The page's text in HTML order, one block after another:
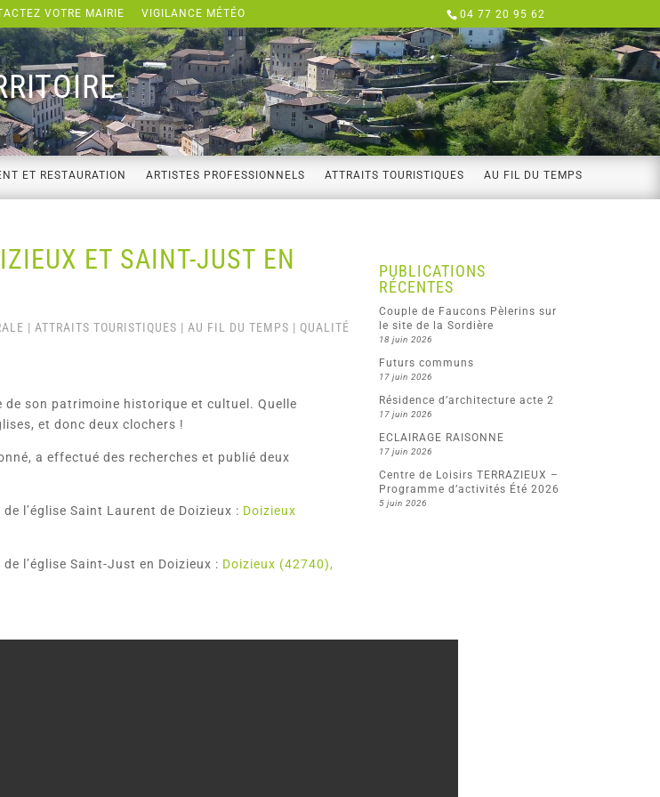
04 77 20 95 62
VOTRE MAIRIE VIGILANCE MÉTÉO
ET RESTAURATION ARTISTES PROFESSIONNELS ATTRAITS TOURISTIQUES AU FIL DU TEMPS
ET SAINT-JUST EN
| ATTRAITS TOURISTIQUES | AU FIL DU TEMPS | QUALITÉ
de son patrimoine historique et cultuel. Quelle
et donc deux clochers !
a effectué des recherches et publié deux
l’église Saint Laurent de Doizieux : Doizieux
l’église Saint-Just en Doizieux : Doizieux (42740),
PUBLICATIONS
RÉCENTES
Couple de Faucons Pèlerins sur
le site de la Sordière
18 juin 2026
Futurs communs
17 juin 2026
Résidence d’architecture acte 2
17 juin 2026
ECLAIRAGE RAISONNE
17 juin 2026
Centre de Loisirs TERRAZIEUX –
Programme d’activités Été 2026
5 juin 2026